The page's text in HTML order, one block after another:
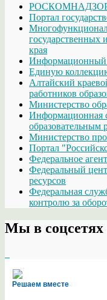
Портал
государственных
края
Информационный
Единую
Алтайский
работников
Министерство
Информационная
образовательным
Министерство
Портал
Федеральное
Федеральный
ресурсов
Федеральная
контролю за
Мы в соцсетях
Решаем вместе